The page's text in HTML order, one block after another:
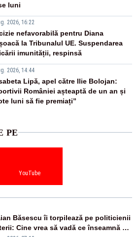
luni
2026, 16:22
nefavorabilă pentru Diana
la Tribunalul UE. Suspendarea
imunității, respinsă
2026, 14:44
Lipă, apel către Ilie Bolojan:
României așteaptă de un an și
luni să fie premiați”
PE
YouTube
Băsescu îi torpilează pe politicienii
Cine vrea să vadă ce înseamnă să